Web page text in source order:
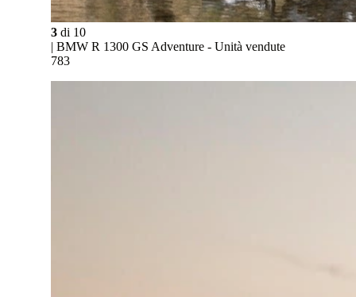
3 di 10
| BMW R 1300 GS Adventure - Unità vendute
783